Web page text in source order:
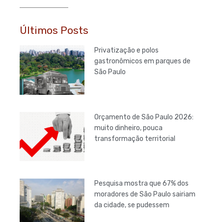
Últimos Posts
Privatização e polos
gastronômicos em parques de
São Paulo
Orçamento de São Paulo 2026:
muito dinheiro, pouca
transformação territorial
Pesquisa mostra que 67% dos
moradores de São Paulo sairiam
da cidade, se pudessem